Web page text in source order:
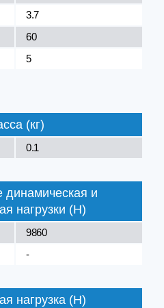
3.7
60
5
(кг)
0.1
динамическая и
нагрузки (Н)
9860
-
нагрузка (Н)